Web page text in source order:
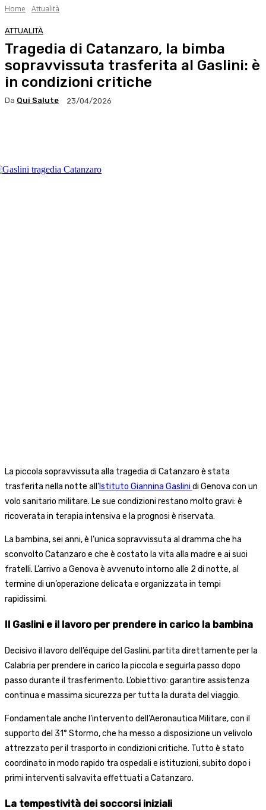
Home Attualità
ATTUALITÀ
Tragedia di Catanzaro, la bimba
sopravvissuta trasferita al Gaslini: è
in condizioni critiche
Da Qui Salute 23/04/2026
La piccola sopravvissuta alla tragedia di Catanzaro è stata
trasferita nella notte all’Istituto Giannina Gaslini di Genova con un
volo sanitario militare. Le sue condizioni restano molto gravi: è
ricoverata in terapia intensiva e la prognosi è riservata.
La bambina, sei anni, è l’unica sopravvissuta al dramma che ha
sconvolto Catanzaro e che è costato la vita alla madre e ai suoi
fratelli. L’arrivo a Genova è avvenuto intorno alle 2 di notte, al
termine di un’operazione delicata e organizzata in tempi
rapidissimi.
Il Gaslini e il lavoro per prendere in carico la bambina
Decisivo il lavoro dell’équipe del Gaslini, partita direttamente per la
Calabria per prendere in carico la piccola e seguirla passo dopo
passo durante il trasferimento. L’obiettivo: garantire assistenza
continua e massima sicurezza per tutta la durata del viaggio.
Fondamentale anche l’intervento dell’Aeronautica Militare, con il
supporto del 31° Stormo, che ha messo a disposizione un velivolo
attrezzato per il trasporto in condizioni critiche. Tutto è stato
coordinato in modo rapido tra ospedali e istituzioni, subito dopo i
primi interventi salvavita effettuati a Catanzaro.
La tempestività dei soccorsi iniziali